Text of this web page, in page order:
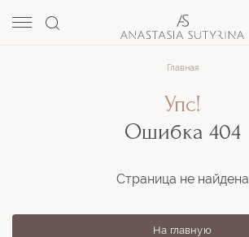
Главная
Упс!
Ошибка 404
Страница не найдена
На главную